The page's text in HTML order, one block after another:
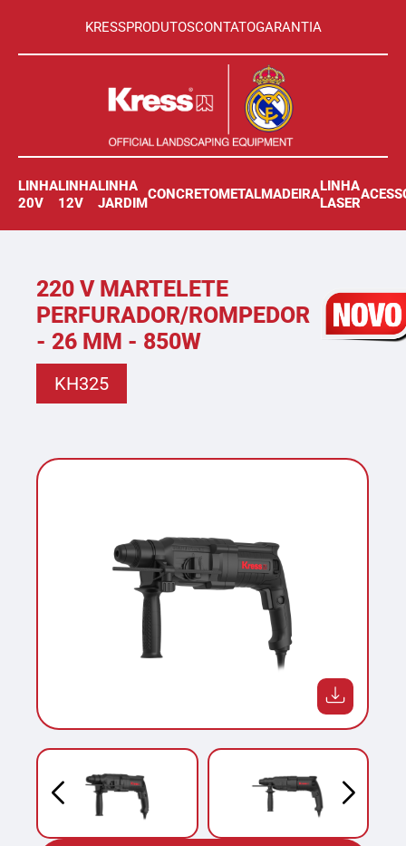
KRESSPRODUTOSCONTATOGARANTIA
LINHA
20V
LINHA
12V
LINHA
JARDIM
CONCRETOMETALMADEIRA
LINHA
LASER
220 V MARTELETE
PERFURADOR/ROMPEDOR
- 26 MM - 850W
KH325